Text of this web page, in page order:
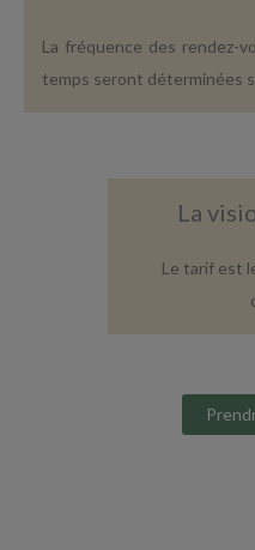
La fréquence des rendez-
temps seront déterminées
La
Le tarif est